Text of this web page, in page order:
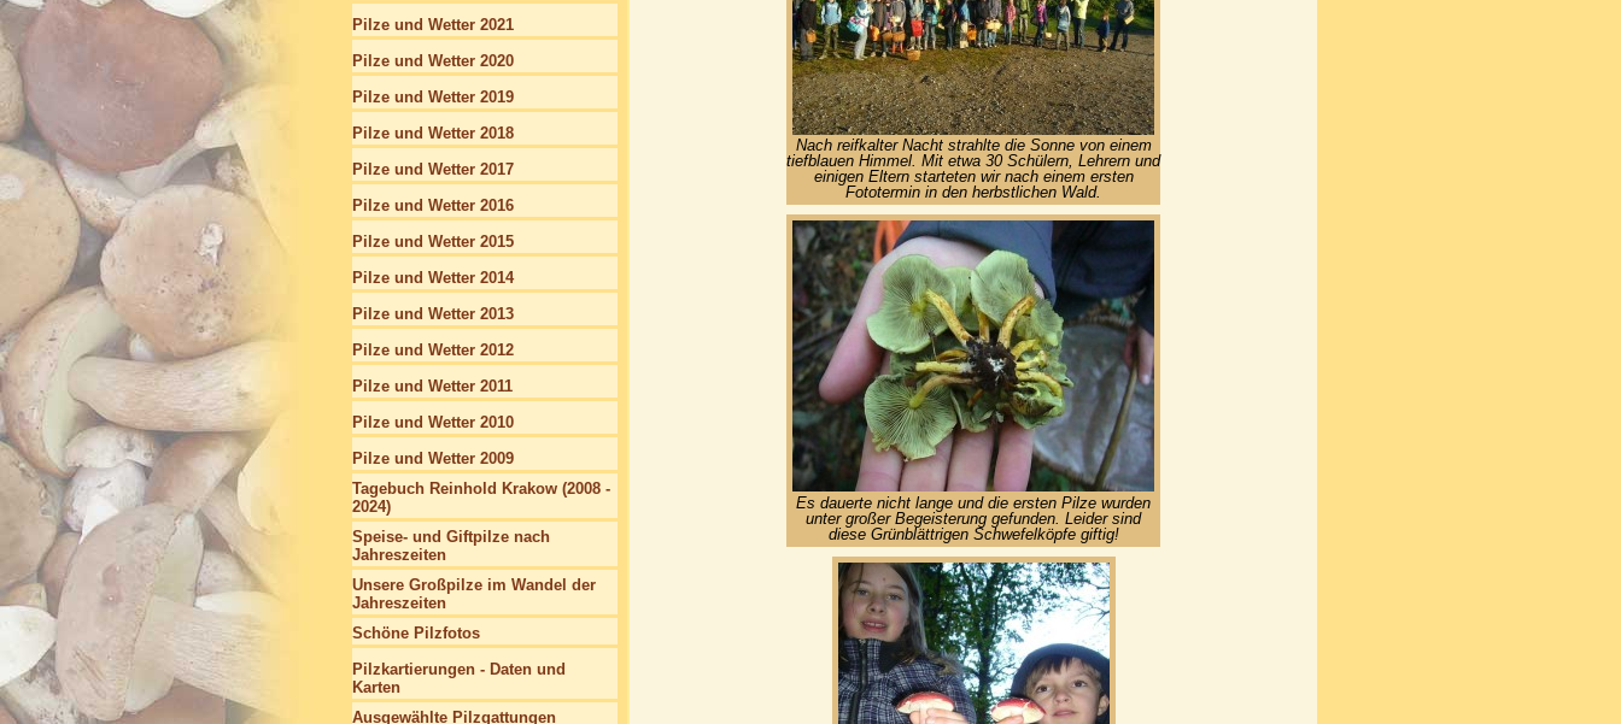
Nach reifkalter Nacht strahlte die Sonne von einem
tiefblauen Himmel. Mit etwa 30 Schülern, Lehrern und
einigen Eltern starteten wir nach einem ersten
Fototermin in den herbstlichen Wald.
Es dauerte nicht lange und die ersten Pilze wurden
unter großer Begeisterung gefunden. Leider sind
diese Grünblättrigen Schwefelköpfe giftig!
Pilze und Wetter 2021
Pilze und Wetter 2020
Pilze und Wetter 2019
Pilze und Wetter 2018
Pilze und Wetter 2017
Pilze und Wetter 2016
Pilze und Wetter 2015
Pilze und Wetter 2014
Pilze und Wetter 2013
Pilze und Wetter 2012
Pilze und Wetter 2011
Pilze und Wetter 2010
Pilze und Wetter 2009
Tagebuch Reinhold Krakow (2008 -
2024)
Speise- und Giftpilze nach
Jahreszeiten
Unsere Großpilze im Wandel der
Jahreszeiten
Schöne Pilzfotos
Pilzkartierungen - Daten und
Karten
Ausgewählte Pilzgattungen